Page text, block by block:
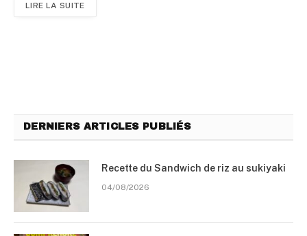
LIRE LA SUITE
DERNIERS ARTICLES PUBLIÉS
Recette du Sandwich de riz au sukiyaki
04/08/2026